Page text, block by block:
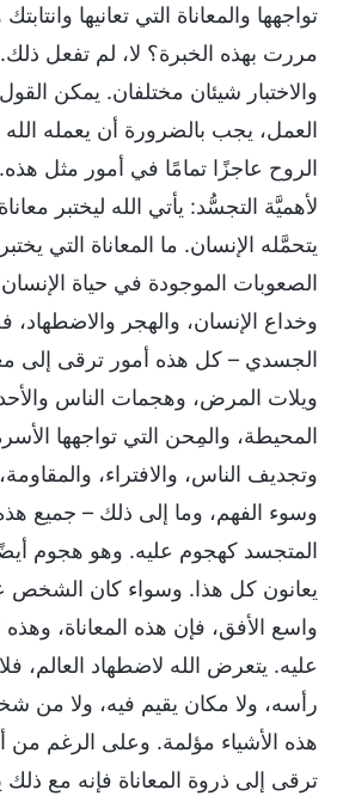
تواجهها والمعاناة التي تعانيها
مررت بهذه الخبرة؟ لا، لم تفعل
والاختبار شيئان مختلفان. يمكن
العمل، يجب بالضرورة أن يعمله
الروح عاجزًا تمامًا في أمور مثل
لأهميَّة التجسُّد: يأتي الله ليختبر
يتحمَّله الإنسان. ما المعاناة التي
الصعوبات الموجودة في حياة
وخداع الإنسان، والهجر
الجسدي – كل هذه أمور ترقى إلى
ويلات المرض، وهجمات الناس
المحيطة، والمِحن التي تواجهها
وتجديف الناس، والافتراء،
وسوء الفهم، وما إلى ذلك – جميع هذه
المتجسد كهجوم عليه. وهو هجوم
يعانون كل هذا. وسواء كان الشخص
واسع الأفق، فإن هذه المعاناة،
عليه. يتعرض الله لاضطهاد العالم،
رأسه، ولا مكان يقيم فيه، ولا
هذه الأشياء مؤلمة. وعلى الرغم من
ترقى إلى ذروة المعاناة فإنه مع ذلك